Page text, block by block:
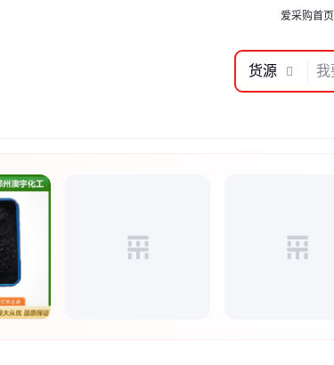
爱采购首页
货源